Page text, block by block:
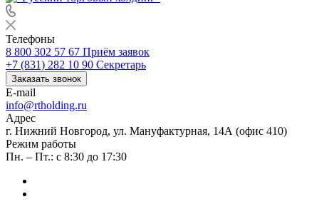
Телефоны
8 800 302 57 67 Приём заявок
+7 (831) 282 10 90 Секретарь
Заказать звонок
E-mail
info@rtholding.ru
Адрес
г. Нижний Новгород, ул. Мануфактурная, 14А (офис 410)
Режим работы
Пн. – Пт.: с 8:30 до 17:30